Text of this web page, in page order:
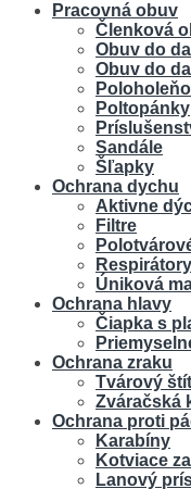
Pracovná obuv
Členková
Obuv do
Obuv do
Poltopánky
Sandále
Šľapky
Ochrana dychu
Aktivne
Filtre
Úniková
Ochrana hlavy
Čiapka s
Ochrana zraku
Tvárový štít
Zváračská
Ochrana proti
Karabíny
Kotviace
Lanový